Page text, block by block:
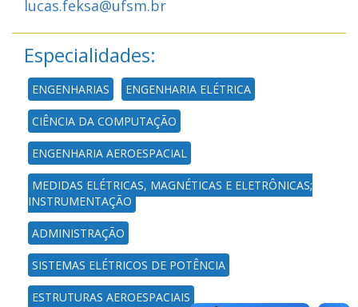
lucas.feksa@ufsm.br
Especialidades:
ENGENHARIAS ENGENHARIA ELÉTRICA
CIÊNCIA DA COMPUTAÇÃO
ENGENHARIA AEROESPACIAL
MEDIDAS ELÉTRICAS, MAGNÉTICAS E ELETRÔNICAS;
INSTRUMENTAÇÃO
ADMINISTRAÇÃO
SISTEMAS ELÉTRICOS DE POTÊNCIA
ESTRUTURAS AEROESPACIAIS